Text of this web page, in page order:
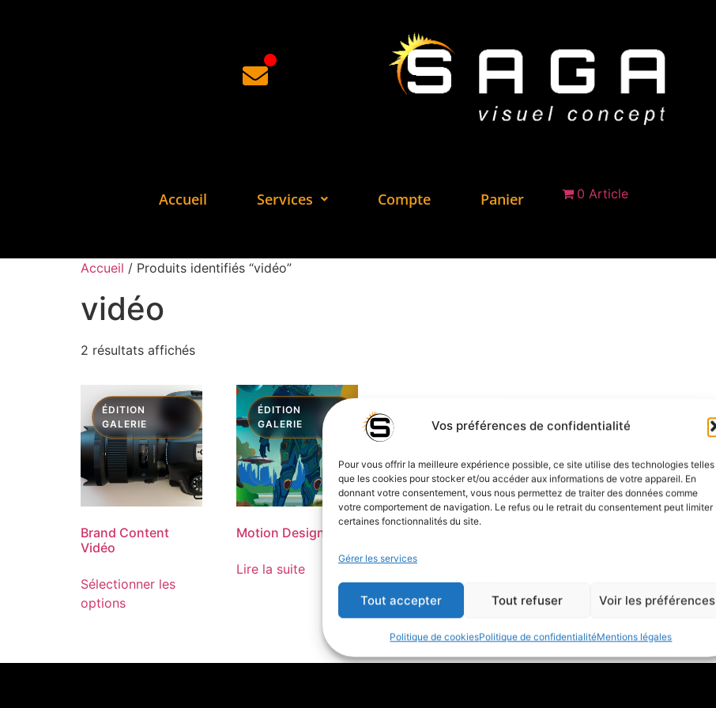
Vos préférences de confidentialité
Pour vous offrir la meilleure expérience possible, ce site utilise des technologies telles
que les cookies pour stocker et/ou accéder aux informations de votre appareil. En
donnant votre consentement, vous nous permettez de traiter des données comme
votre comportement de navigation. Le refus ou le retrait du consentement peut limiter
certaines fonctionnalités du site.
Gérer les services
Tout accepter Tout refuser Voir les préférences
Politique de cookiesPolitique de confidentialitéMentions légales
Accueil Services Compte Panier 0 Article
Accueil / Produits identifiés “vidéo”
vidéo
2 résultats affichés
Brand Content
Vidéo
Sélectionner les
options
Motion Design
Lire la suite